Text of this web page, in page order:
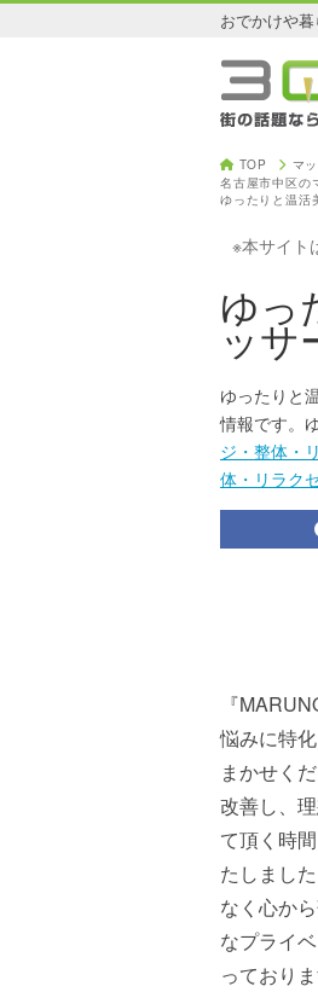
おでかけや
TOP マ
名古屋市中区の
ゆったりと温活
※本サイト
ゆっ
ッサ
ゆったりと
情報です。
ジ・整体・
体・リラク
『
悩みに特
まかせく
改善し、
て頂く時
たしまし
なく心か
なプライ
っており